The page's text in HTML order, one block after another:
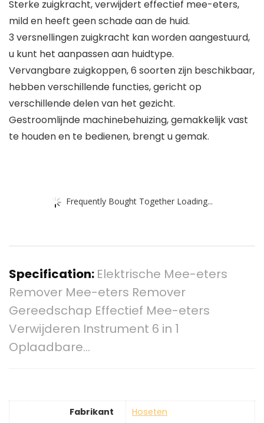
Sterke zuigkracht, verwijdert effectief mee-eters,
mild en heeft geen schade aan de huid.
3 versnellingen zuigkracht kan worden aangestuurd,
u kunt het aanpassen aan huidtype.
Vervangbare zuigkoppen, 6 soorten zijn beschikbaar,
hebben verschillende functies, gericht op
verschillende delen van het gezicht.
Gestroomlijnde machinebehuizing, gemakkelijk vast
te houden en te bedienen, brengt u gemak.
Frequently Bought Together Loading...
Specification: Elektrische Mee-eters
Remover Mee-eters Remover
Gereedschap Effectief Mee-eters
Verwijderen Instrument 6 in 1
Oplaadbare…
Fabrikant
‎Hoseten